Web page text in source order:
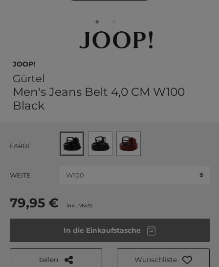
JOOP!
Gürtel
Men's Jeans Belt 4,0 CM W100
Black
FARBE
WEITE
79,95 € inkl. MwSt.
In die Einkaufstasche
teilen Wunschliste